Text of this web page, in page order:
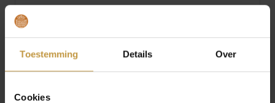
Toestemming Details Over
Cookies
Juwelierswebshop.nl is officieel dealer van Danish